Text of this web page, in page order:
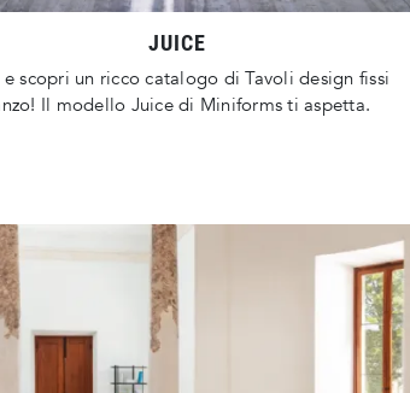
JUICE
scopri un ricco catalogo di Tavoli design fissi
Il modello Juice di Miniforms ti aspetta.